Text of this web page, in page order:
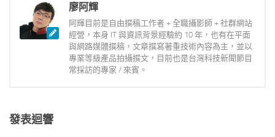
廖阿輝
阿輝目前是自由撰稿工作者 + 全職攝影師 + 社群網站
經營，本身 IT 與資訊背景經驗約 10 年，也有在平面
與網路媒體撰稿，文章撰寫著重技術內容為主，並以
專業等級產品拍攝撰文，目前也是台灣科技新聞節目
常採訪的專家 / 來賓。
發表迴響